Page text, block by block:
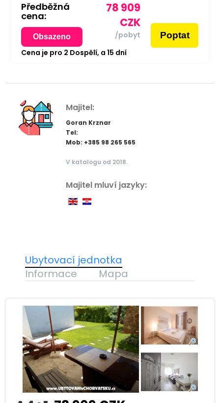
Předběžná
cena:
Obsazeno
78 909
CZK
/pobyt Poptat
Cena je pro 2 Dospělí, a 15 dní
Majitel:
Goran Krznar
Tel:
Mob: +385 98 265 565
V katalogu od 2018.
Majitel mluví jazyky:
Ubytovací jednotka
Informace
Mapa